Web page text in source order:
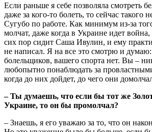
Если раньше я себе позволяла смотреть
даже за кого-то болеть, то сейчас такого
Сугубо по работе. Как минимум из-за
молчат, даже когда в Украине идет
сих пор сидит Саша Ивулин, и ему
не написал. Я на все это смотрю и думаю:
болельщиков, вашего спорта нет. Вы –
любопытно понаблюдать за
когда до них дойдет, до чего они
– Ты думаешь, что если бы тот же
Украине, то он бы промолчал?
– Знаешь, я его уважаю за то, что он